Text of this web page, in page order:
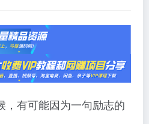
，有可能因为一句励志的